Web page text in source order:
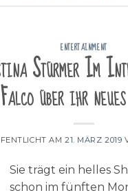
ENTERTAINMENT
Stürmer Im
über ihr
AM 21. MÄRZ 2019
Sie trägt ein helles
schon im fünften